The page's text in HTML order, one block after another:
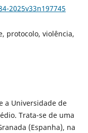
2025v33n197745
protocolo, violência,
a Universidade de
Trata-se de uma
(Espanha), na